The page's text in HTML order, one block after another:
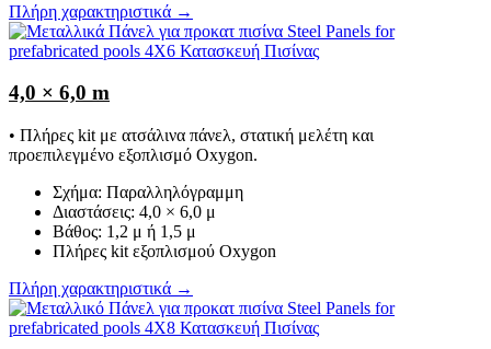
Πλήρη χαρακτηριστικά →
4,0 × 6,0 m
• Πλήρες kit με ατσάλινα πάνελ, στατική μελέτη και
προεπιλεγμένο εξοπλισμό Oxygon.
Σχήμα: Παραλληλόγραμμη
Διαστάσεις: 4,0 × 6,0 μ
Βάθος: 1,2 μ ή 1,5 μ
Πλήρες kit εξοπλισμού Oxygon
Πλήρη χαρακτηριστικά →